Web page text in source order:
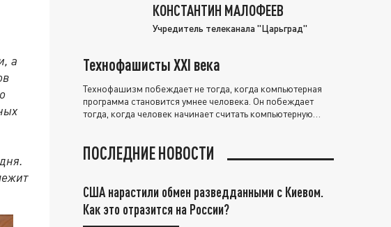
а
КОНСТАНТИН МАЛОФЕЕВ
Учредитель телеканала "Царьград"
Технофашисты XXI века
Технофашизм побеждает не тогда, когда компьютерная
программа становится умнее человека. Он побеждает
тогда, когда человек начинает считать компьютерную
ПОСЛЕДНИЕ НОВОСТИ
США нарастили обмен разведданными с Киевом.
Как это отразится на России?